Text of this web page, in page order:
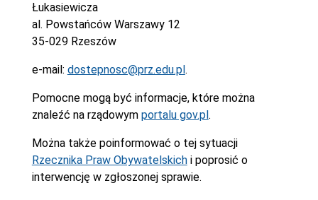
Łukasiewicza
al. Powstańców Warszawy 12
35-029 Rzeszów
e-mail: dostepnosc@prz.edu.pl .
Pomocne mogą być informacje, które można
znaleźć na rządowym portalu gov.pl .
Można także poinformować o tej sytuacji
Rzecznika Praw Obywatelskichi poprosić o
interwencję w zgłoszonej sprawie.